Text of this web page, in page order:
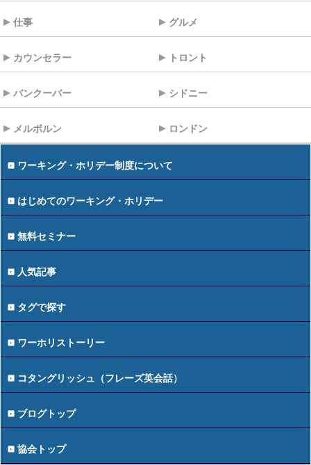
仕事 グルメ
カウンセラー トロント
バンクーバー シドニー
メルボルン ロンドン
ワーキング・ホリデー制度について
はじめてのワーキング・ホリデー
無料セミナー
人気記事
タグで探す
ワーホリストーリー
コタングリッシュ（フレーズ英会話）
ブログトップ
協会トップ